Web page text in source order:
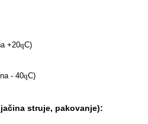
+20qC)
- 40qC)
struje, pakovanje):